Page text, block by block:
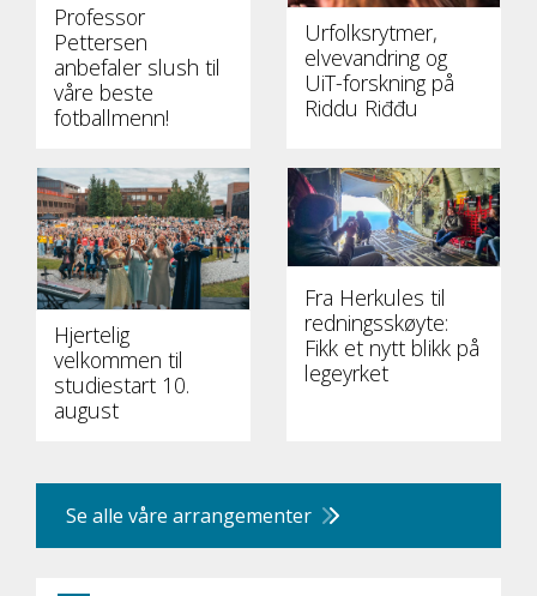
Professor
Pettersen
anbefaler slush til
våre beste
fotballmenn!
Urfolksrytmer,
elvevandring og
UiT-forskning på
Riddu Riđđu
Hjertelig
velkommen til
studiestart 10.
august
Fra Herkules til
redningsskøyte:
Fikk et nytt blikk på
legeyrket
Se alle våre arrangementer